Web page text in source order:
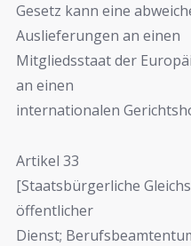
Gesetz kann eine
Auslieferungen an einen
Mitgliedsstaat der
an einen
internationalen
Artikel 33
[Staatsbürgerliche
öffentlicher
Dienst;